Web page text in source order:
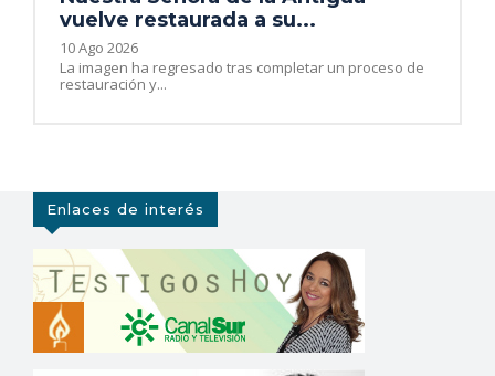
vuelve restaurada a su...
10 Ago 2026
La imagen ha regresado tras completar un proceso de
restauración y...
Enlaces de interés